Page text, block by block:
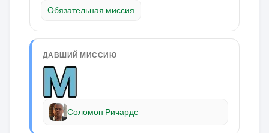
Обязательная миссия
ДАВШИЙ МИССИЮ
Соломон Ричардс